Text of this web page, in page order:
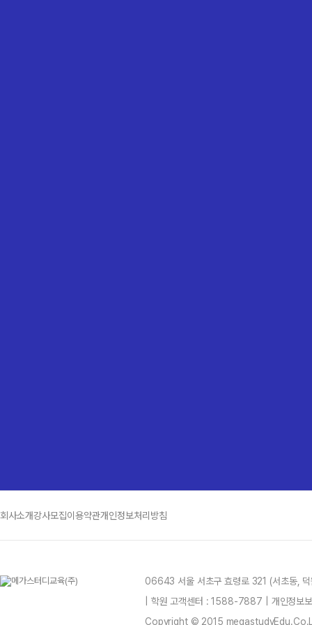
회사소개강사모집이용약관개인정보처리방침
06643 서울 서초구 효령로 321 (서초동,
| 학원 고객센터 : 1588-7887 | 개인정보
Copyright © 2015